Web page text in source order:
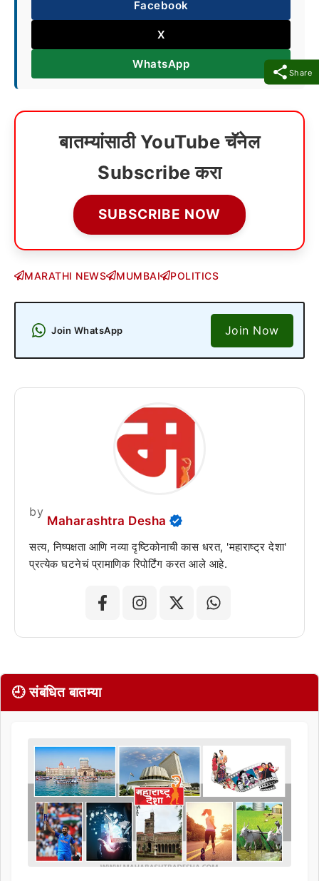
Share
Facebook
X
WhatsApp
बातम्यांसाठी YouTube चॅनेल
Subscribe करा
SUBSCRIBE NOW
MARATHI NEWS MUMBAI POLITICS
Join WhatsApp Join Now
by
Maharashtra Desha
सत्य, निष्पक्षता आणि नव्या दृष्टिकोनाची कास धरत, 'महाराष्ट्र देशा'
प्रत्येक घटनेचं प्रामाणिक रिपोर्टिंग करत आले आहे.
🕘 संबंधित बातम्या